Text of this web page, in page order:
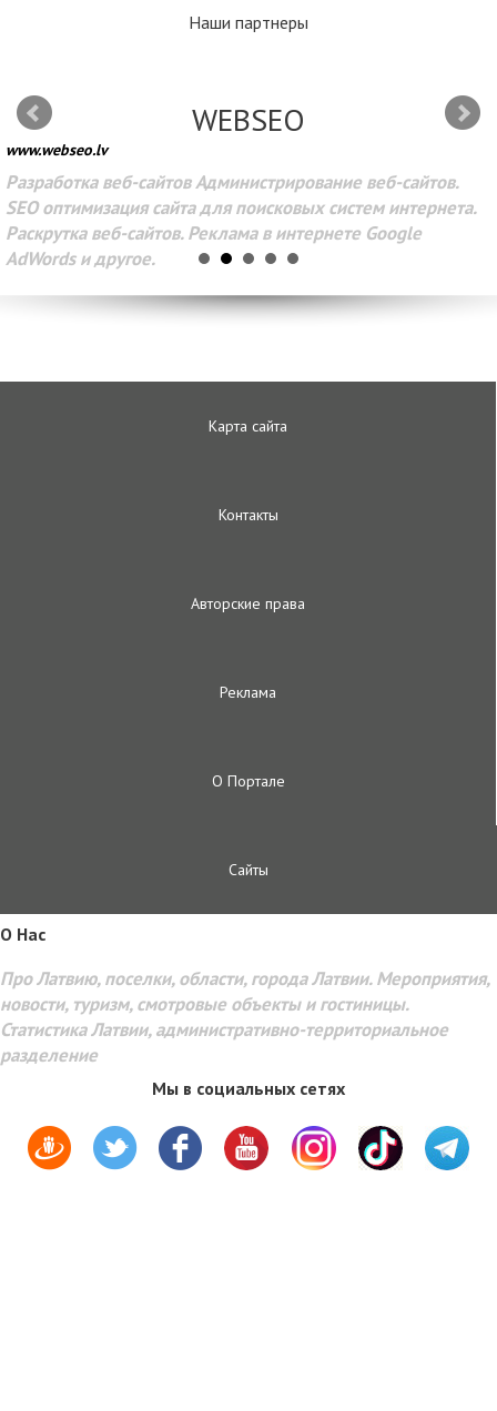
Наши партнеры
WEBSEO
www.webseo.lv
Разработка веб-сайтов Администрирование веб-сайтов.
SEO оптимизация сайта для поисковых систем интернета.
Раскрутка веб-сайтов. Реклама в интернете Google
AdWords и другое.
Карта сайта
Контакты
Авторские права
Реклама
О Портале
Сайты
O Hac
Про Латвию, поселки, области, города Латвии. Мероприятия,
новости, туризм, смотровые объекты и гостиницы.
Статистика Латвии, административно-территориальное
разделение
Мы в социальных сетях